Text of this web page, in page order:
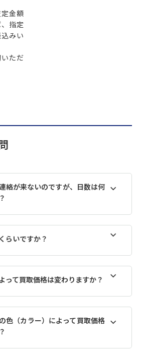
金額
指定
みい
ただ
絡が来ないのですが、日数は何
らいですか？
って買取価格は変わりますか？
色（カラー）によって買取価格